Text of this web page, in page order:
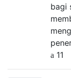
bagi
11